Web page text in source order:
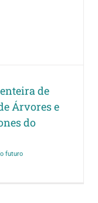
de
Árvores e
do
futuro